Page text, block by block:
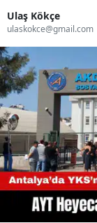
Ulaş Kökçe
ulaskokce@gmail.com